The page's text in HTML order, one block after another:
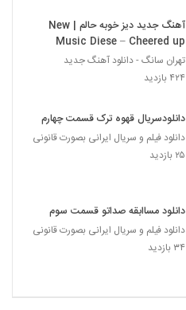
آهنگ جدید دیز خوبه حالم | New
Music Diese – Cheered up
تهران سانگ - دانلود آهنگ جدید
۴۲۴ بازدید
دانلودسریال قهوه ترک قسمت چهارم
دانلود فیلم و سریال ایرانی بصورت قانونی
۲۵ بازدید
دانلود مساابقه صداتو قسمت سوم
دانلود فیلم و سریال ایرانی بصورت قانونی
۳۴ بازدید